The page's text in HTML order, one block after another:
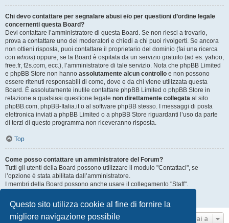
Questo sito utilizza cookie al fine di fornire la
migliore navigazione possibile
Chi devo contattare per segnalare abusi e/o per questioni d’ordine legale
concernenti questa Board?
Devi contattare l’amministratore di questa Board. Se non riesci a trovarlo,
prova a contattare uno dei moderatori e chiedi a chi puoi rivolgerti. Se ancora
non ottieni risposta, puoi contattare il proprietario del dominio (fai una ricerca
con whois) oppure, se la Board è ospitata da un servizio gratuito (ad es. yahoo,
free.fr, f2s.com, ecc.), l’amministratore di tale servizio. Nota che phpBB Limited
e phpBB Store non hanno assolutamente alcun controllo e non possono
essere ritenuti responsabili di come, dove e da chi viene utilizzata questa
Board. È assolutamente inutile contattare phpBB Limited o phpBB Store in
relazione a qualsiasi questione legale non direttamente collegata al sito
phpBB.com, phpBB-Italia.it o al software phpBB stesso. I messaggi di posta
elettronica inviati a phpBB Limited o a phpBB Store riguardanti l’uso da parte
di terzi di questo programma non riceveranno risposta.
Top
Come posso contattare un amministratore del Forum?
Tutti gli utenti della Board possono utilizzare il modulo "Contattaci", se
l’opzione è stata abilitata dall’amministratore.
I membri della Board possono anche usare il collegamento "Staff".
Top
Vai a